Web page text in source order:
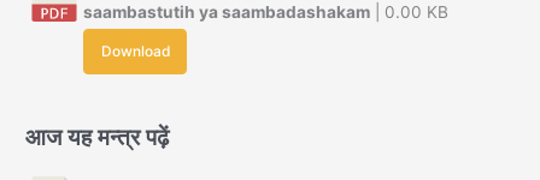
saambastutih ya saambadashakam | 0.00 KB
Download
आज यह मन्त्र पढ़ें